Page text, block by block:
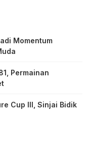
Momentum
Permainan
Cup III, Sinjai Bidik